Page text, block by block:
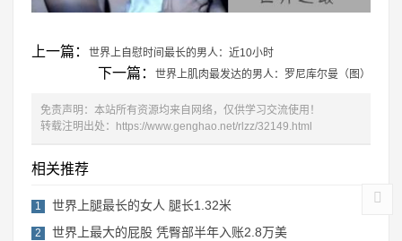
上一篇： 世界上自慰时间最长的男人：近10小时
下一篇： 世界上肌肉最发达的男人：罗尼库尔曼（图）
免责声明：本站所有资源均来自网络，仅供学习交流使用！
转载注明出处：
https://www.genghao.net/rlzz/32149.html
相关推荐
1 世界上腿最长的女人 腿长1.32米
2 世界上最大的屁股 凭臀部半年入账2.8万美